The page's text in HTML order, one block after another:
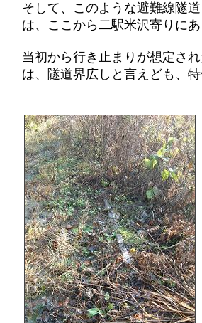
そして、このような避難線隧
は、ここから二駅米沢寄りに
当初から行き止まりが想定さ
は、隧道界広しと言えども、特